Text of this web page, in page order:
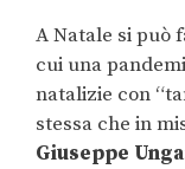
A Natale si può
cui una
natalizie con
stessa che in
Giuseppe